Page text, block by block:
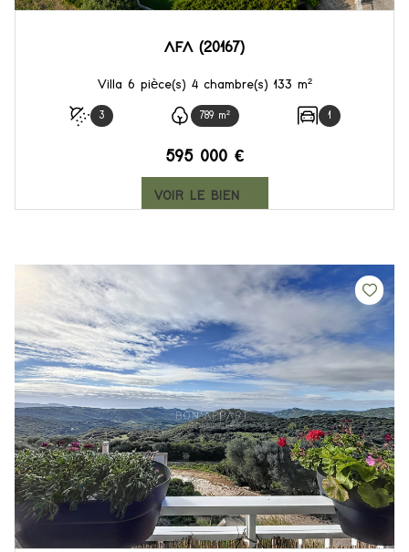
AFA (20167)
Villa 6 pièce(s) 4 chambre(s) 133 m²
3 789 m² 1
595 000 €
VOIR LE BIEN